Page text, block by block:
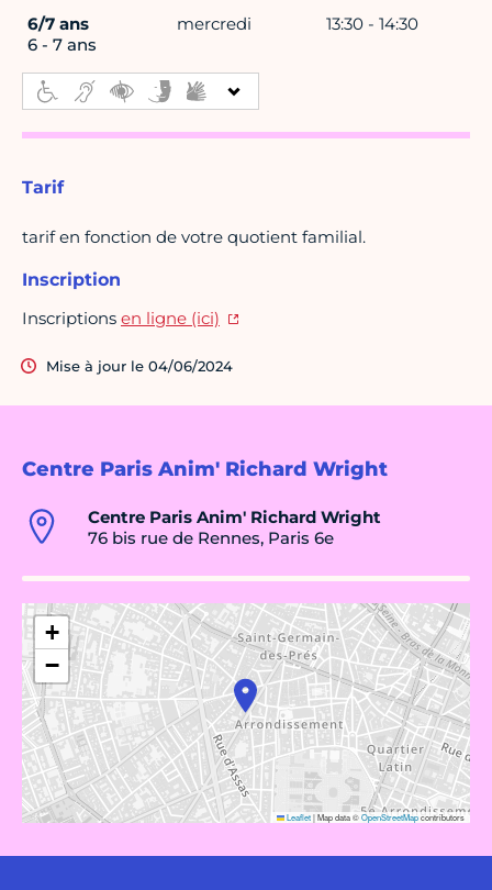
Centre Paris Anim' Richard Wright
Centre Paris Anim' Richard Wright
76 bis rue de Rennes, Paris 6e
+
−
Leaflet|Map data ©OpenStreetMapcontributors
6/7 ans
6 - 7 ans
mercredi 13:30 - 14:30
Tarif
tarif en fonction de votre quotient familial.
Inscription
Inscriptions en ligne (ici)
Mise à jour le 04/06/2024